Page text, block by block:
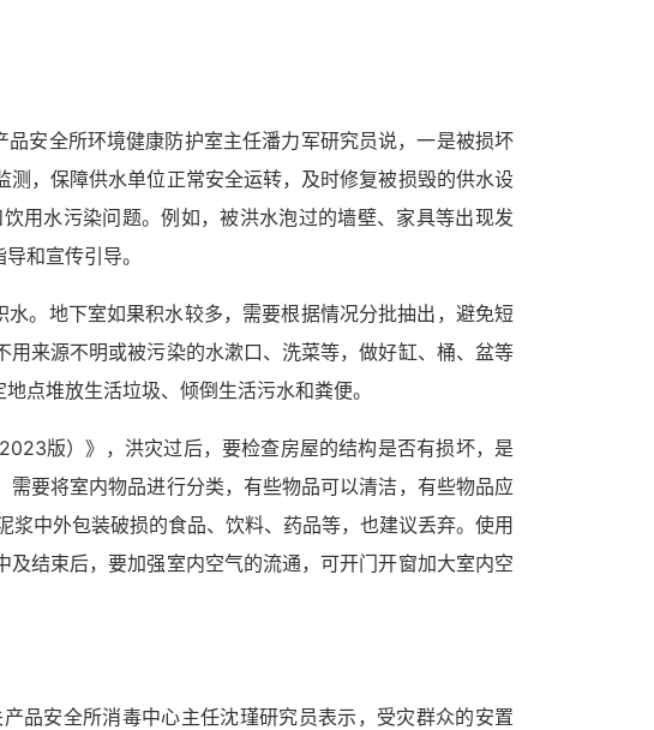
安全所环境健康防护室主任潘力军研究员说，一是被损坏
，保障供水单位正常安全运转，及时修复被损毁的供水设
用水污染问题。例如，被洪水泡过的墙壁、家具等出现发
和宣传引导。
。地下室如果积水较多，需要根据情况分批抽出，避免短
来源不明或被污染的水漱口、洗菜等，做好缸、桶、盆等
点堆放生活垃圾、倾倒生活污水和粪便。
版）》，洪灾过后，要检查房屋的结构是否有损坏，是
要将室内物品进行分类，有些物品可以清洁，有些物品应
中外包装破损的食品、饮料、药品等，也建议丢弃。使用
结束后，要加强室内空气的流通，可开门开窗加大室内空
品安全所消毒中心主任沈瑾研究员表示，受灾群众的安置